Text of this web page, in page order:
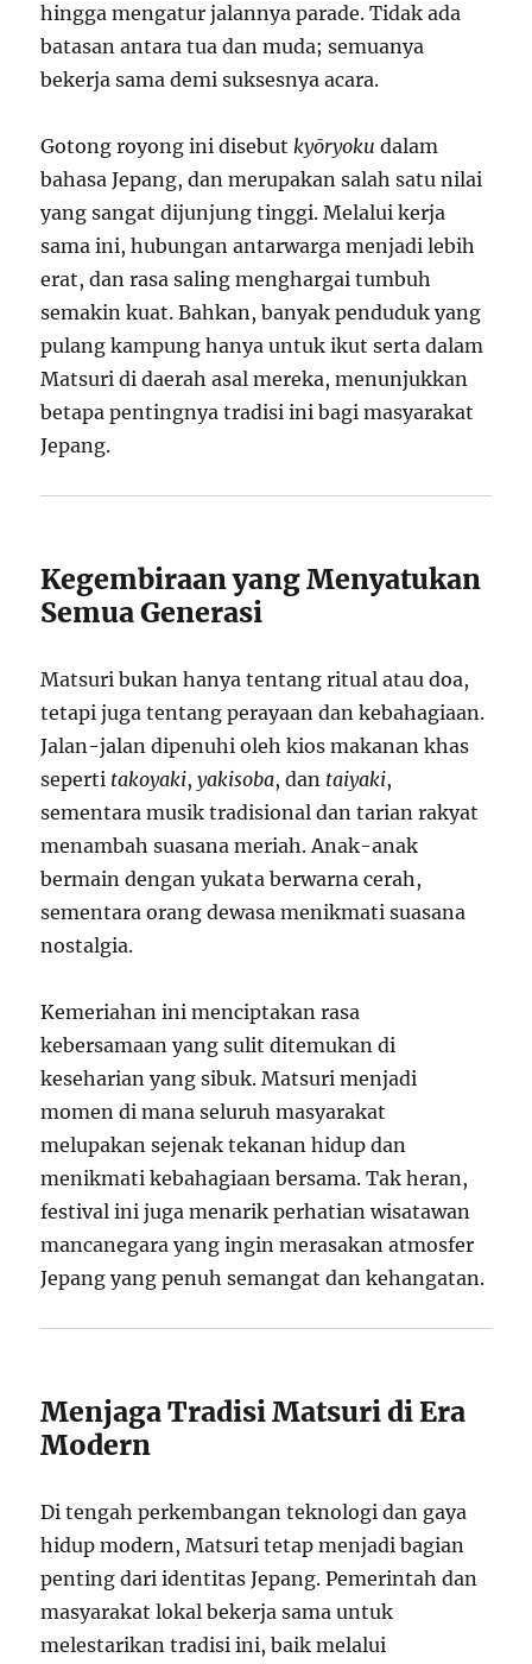
hingga mengatur jalannya parade. Tidak ada
batasan antara tua dan muda; semuanya
bekerja sama demi suksesnya acara.
Gotong royong ini disebutkyōryoku dalam
bahasa Jepang, dan merupakan salah satu nilai
yang sangat dijunjung tinggi. Melalui kerja
sama ini, hubungan antarwarga menjadi lebih
erat, dan rasa saling menghargai tumbuh
semakin kuat. Bahkan, banyak penduduk yang
pulang kampung hanya untuk ikut serta dalam
Matsuri di daerah asal mereka, menunjukkan
betapa pentingnya tradisi ini bagi masyarakat
Jepang.
Kegembiraan yang Menyatukan
Semua Generasi
Matsuri bukan hanya tentang ritual atau doa,
tetapi juga tentang perayaan dan kebahagiaan.
Jalan-jalan dipenuhi oleh kios makanan khas
seperti takoyaki,yakisoba, dan taiyaki,
sementara musik tradisional dan tarian rakyat
menambah suasana meriah. Anak-anak
bermain dengan yukata berwarna cerah,
sementara orang dewasa menikmati suasana
nostalgia.
Kemeriahan ini menciptakan rasa
kebersamaan yang sulit ditemukan di
keseharian yang sibuk. Matsuri menjadi
momen di mana seluruh masyarakat
melupakan sejenak tekanan hidup dan
menikmati kebahagiaan bersama. Tak heran,
festival ini juga menarik perhatian wisatawan
mancanegara yang ingin merasakan atmosfer
Jepang yang penuh semangat dan kehangatan.
Menjaga Tradisi Matsuri di Era
Modern
Di tengah perkembangan teknologi dan gaya
hidup modern, Matsuri tetap menjadi bagian
penting dari identitas Jepang. Pemerintah dan
masyarakat lokal bekerja sama untuk
melestarikan tradisi ini, baik melalui